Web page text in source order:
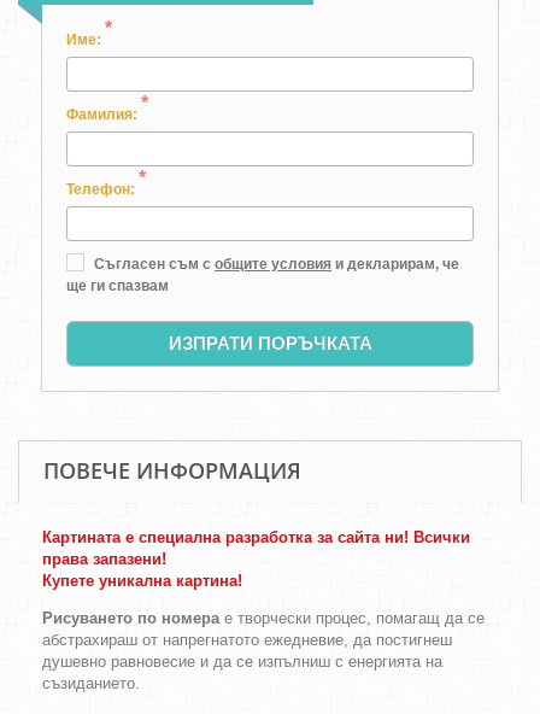
Име:
*
Фамилия:
*
Телефон:
*
Съгласен съм с общите условия и декларирам, че
ще ги спазвам
ИЗПРАТИ ПОРЪЧКАТА
ПОВЕЧЕ ИНФОРМАЦИЯ
Картината е специална разработка за сайта ни! Всички
права запазени!
Купете уникална картина!
Рисуването по номерае творчески процес, помагащ да се
абстрахираш от напрегнатото ежедневие, да постигнеш
душевно равновесие и да се изпълниш с енергията на
съзиданието.